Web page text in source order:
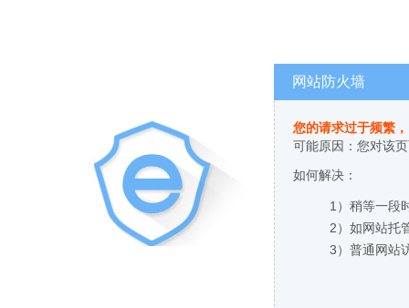
网站防火墙
您的请求过于频繁
可能原因：您对该
如何解决：
1）稍等一段
2）如网站托
3）普通网站